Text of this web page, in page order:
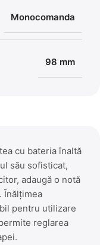
Monocomanda
98 mm
cu bateria înaltă
său sofisticat,
adaugă o notă
Înălțimea
pentru utilizare
reglarea